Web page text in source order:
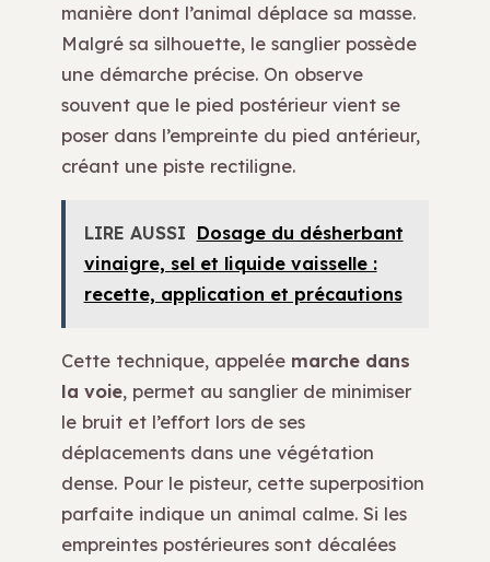
manière dont l’animal déplace sa masse.
Malgré sa silhouette, le sanglier possède
une démarche précise. On observe
souvent que le pied postérieur vient se
poser dans l’empreinte du pied antérieur,
créant une piste rectiligne.
LIRE AUSSI Dosage du désherbant
vinaigre, sel et liquide vaisselle :
recette, application et précautions
Cette technique, appelée marche dans
la voie, permet au sanglier de minimiser
le bruit et l’effort lors de ses
déplacements dans une végétation
dense. Pour le pisteur, cette superposition
parfaite indique un animal calme. Si les
empreintes postérieures sont décalées